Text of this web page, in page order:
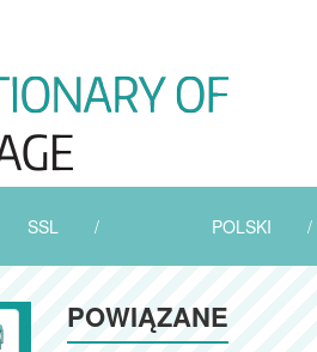
SSL / POLSKI /
POWIĄZANE